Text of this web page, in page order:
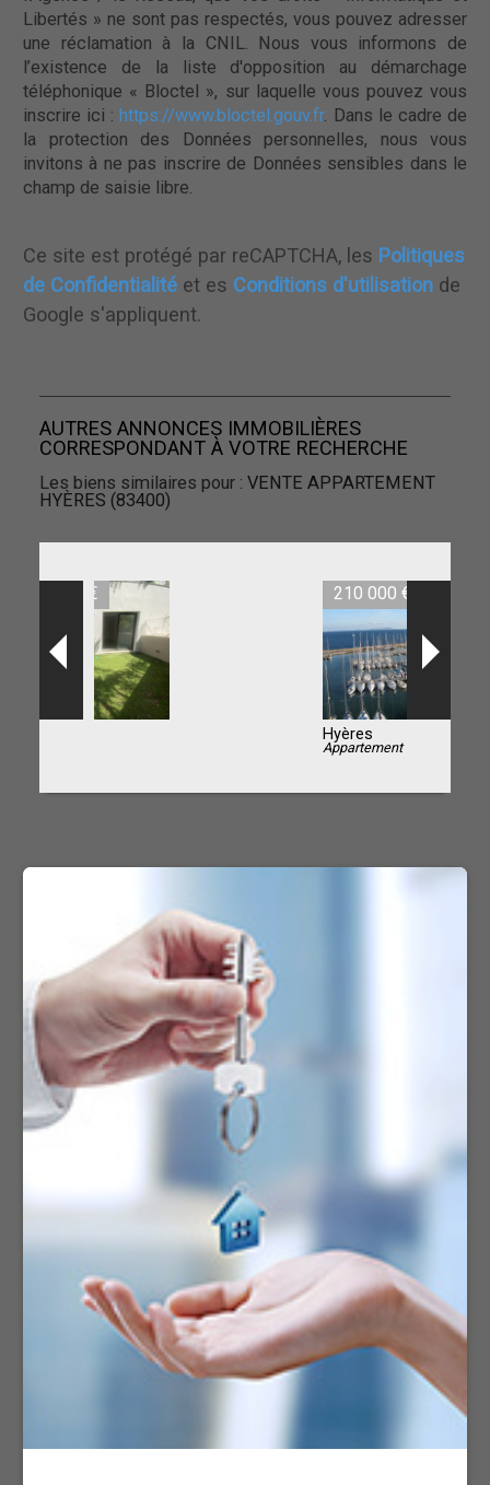
Libertés » ne sont pas respectés, vous pouvez adresser
une réclamation à la CNIL. Nous vous informons de
l’existence de la liste d'opposition au démarchage
téléphonique « Bloctel », sur laquelle vous pouvez vous
inscrire ici : https://www.bloctel.gouv.fr. Dans le cadre de
la protection des Données personnelles, nous vous
invitons à ne pas inscrire de Données sensibles dans le
champ de saisie libre.
Ce site est protégé par reCAPTCHA, les Politiques
de Confidentialité et es Conditions d'utilisation de
Google s'appliquent.
AUTRES ANNONCES IMMOBILIÈRES
CORRESPONDANT À VOTRE RECHERCHE
Les biens similaires pour : VENTE APPARTEMENT
HYÈRES (83400)